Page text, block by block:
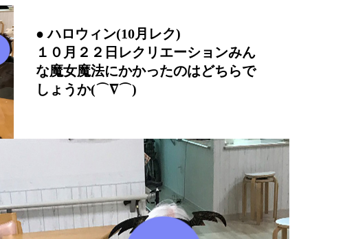
● ハロウィン(10月レク)
１０月２２日レクリエーションみん
な魔女魔法にかかったのはどちらで
しょうか(⌒∇⌒)